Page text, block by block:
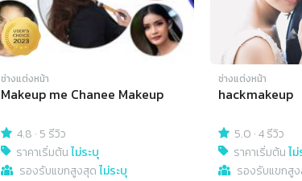
ช่างแต่งหน้า
Makeup me Chanee Makeup
4.8 · 5 รีวิว
ราคาเริ่มต้นไม่ระบุ
รองรับแขกสูงสุดไม่ระบุ
ช่างแต่งหน้า
hackmakeup
5.0 ·4 รีวิว
ราคาเริ่มต้นไ
รองรับแขกสู